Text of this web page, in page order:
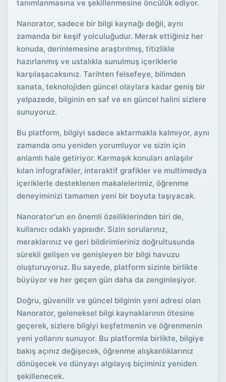
tanımlanmasına ve şekillenmesine öncülük ediyor.
Nanorator, sadece bir bilgi kaynağı değil, aynı
zamanda bir keşif yolculuğudur. Merak ettiğiniz her
konuda, derinlemesine araştırılmış, titizlikle
hazırlanmış ve ustalıkla sunulmuş içeriklerle
karşılaşacaksınız. Tarihten felsefeye, bilimden
sanata, teknolojiden güncel olaylara kadar geniş bir
yelpazede, bilginin en saf ve en güncel halini sizlere
sunuyoruz.
Bu platform, bilgiyi sadece aktarmakla kalmıyor, aynı
zamanda onu yeniden yorumluyor ve sizin için
anlamlı hale getiriyor. Karmaşık konuları anlaşılır
kılan infografikler, interaktif grafikler ve multimedya
içeriklerle desteklenen makalelerimiz, öğrenme
deneyiminizi tamamen yeni bir boyuta taşıyacak.
Nanorator'un en önemli özelliklerinden biri de,
kullanıcı odaklı yapısıdır. Sizin sorularınız,
meraklarınız ve geri bildirimleriniz doğrultusunda
sürekli gelişen ve genişleyen bir bilgi havuzu
oluşturuyoruz. Bu sayede, platform sizinle birlikte
büyüyor ve her geçen gün daha da zenginleşiyor.
Doğru, güvenilir ve güncel bilginin yeni adresi olan
Nanorator, geleneksel bilgi kaynaklarının ötesine
geçerek, sizlere bilgiyi keşfetmenin ve öğrenmenin
yeni yollarını sunuyor. Bu platformla birlikte, bilgiye
bakış açınız değişecek, öğrenme alışkanlıklarınız
dönüşecek ve dünyayı algılayış biçiminiz yeniden
şekillenecek.